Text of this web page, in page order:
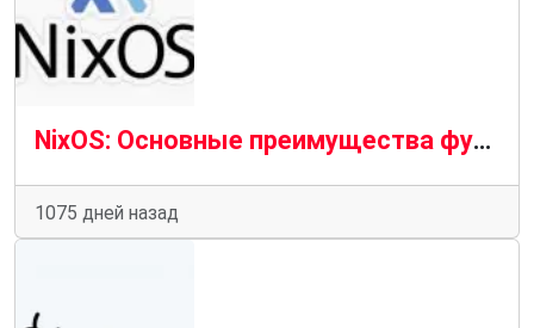
NixOS: Основные преимущества функциональной операционной системы
1075 дней назад